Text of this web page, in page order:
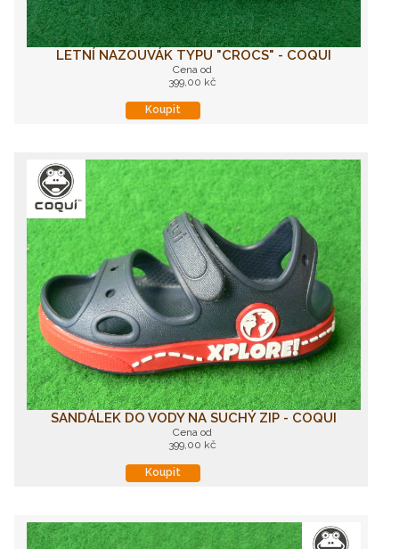
LETNÍ NAZOUVÁK TYPU "CROCS" - COQUI
Cena od
399,00 kč
Koupit
SANDÁLEK DO VODY NA SUCHÝ ZIP - COQUI
Cena od
399,00 kč
Koupit